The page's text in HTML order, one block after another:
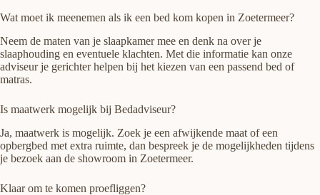
Wat moet ik meenemen als ik een bed kom kopen in Zoetermeer?
Neem de maten van je slaapkamer mee en denk na over je
slaaphouding en eventuele klachten. Met die informatie kan onze
adviseur je gerichter helpen bij het kiezen van een passend bed of
matras.
Is maatwerk mogelijk bij Bedadviseur?
Ja, maatwerk is mogelijk. Zoek je een afwijkende maat of een
opbergbed met extra ruimte, dan bespreek je de mogelijkheden tijdens
je bezoek aan de showroom in Zoetermeer.
Klaar om te komen proefliggen?